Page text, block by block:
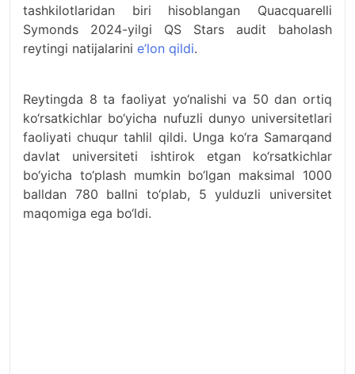
tashkilotlaridan biri hisoblangan Quacquarelli
Symonds 2024-yilgi QS Stars audit baholash
reytingi natijalarini e’lon qildi.
Reytingda 8 ta faoliyat yo‘nalishi va 50 dan ortiq
ko‘rsatkichlar bo‘yicha nufuzli dunyo universitetlari
faoliyati chuqur tahlil qildi. Unga ko‘ra Samarqand
davlat universiteti ishtirok etgan ko‘rsatkichlar
bo‘yicha to‘plash mumkin bo‘lgan maksimal 1000
balldan 780 ballni to‘plab, 5 yulduzli universitet
maqomiga ega bo‘ldi.